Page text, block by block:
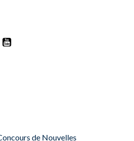
de Nouvelles